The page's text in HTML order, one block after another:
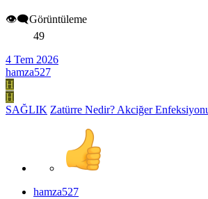
👁️‍🗨️Görüntüleme
49
4 Tem 2026
hamza527
H
H
SAĞLIK Zatürre Nedir? Akciğer
hamza527